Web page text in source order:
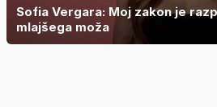
Sofia Vergara: Moj zakon je
mlajšega moža